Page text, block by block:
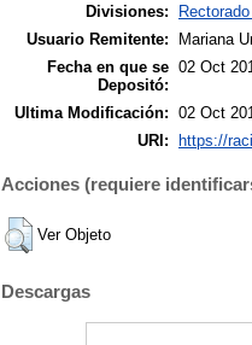
Divisiones:
Usuario Remitente:
Mariana
Fecha en que se
Depositó:
02 Oct
Ultima Modificación: 02 Oct
URI: https://
Acciones (requiere
Ver Objeto
Descargas